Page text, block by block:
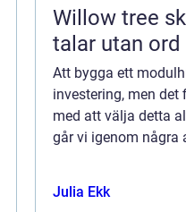
Willow tree skulpturer som
talar utan ord
Att bygga ett
investering, men
med att välja detta
går vi igenom några
köpa ett. V...
Julia Ekk